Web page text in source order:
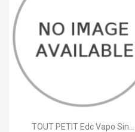
Vista rápida
TOUT PETIT Edc Vapo Sin...